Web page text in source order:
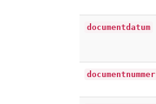
documentdatum
documentnummer